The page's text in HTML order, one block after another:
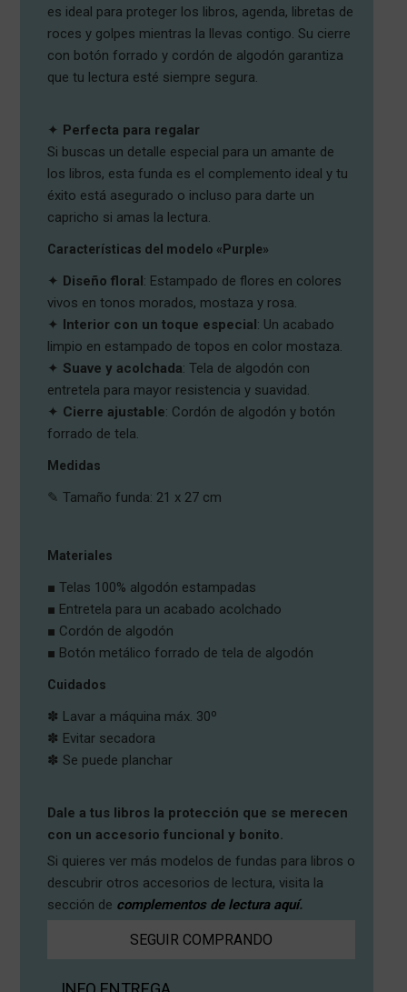
es ideal para proteger los libros, agenda, libretas de
roces y golpes mientras la llevas contigo. Su cierre
con botón forrado y cordón de algodón garantiza
que tu lectura esté siempre segura.
✦ Perfecta para regalar
Si buscas un detalle especial para un amante de
los libros, esta funda es el complemento ideal y tu
éxito está asegurado o incluso para darte un
capricho si amas la lectura.
Características del modelo «Purple»
✦ Diseño floral: Estampado de flores en colores
vivos en tonos morados, mostaza y rosa.
✦ Interior con un toque especial: Un acabado
limpio en estampado de topos en color mostaza.
✦ Suave y acolchada: Tela de algodón con
entretela para mayor resistencia y suavidad.
✦ Cierre ajustable: Cordón de algodón y botón
forrado de tela.
Medidas
✎ Tamaño funda: 21 x 27 cm
Materiales
■ Telas 100% algodón estampadas
■ Entretela para un acabado acolchado
■ Cordón de algodón
■ Botón metálico forrado de tela de algodón
Cuidados
✽ Lavar a máquina máx. 30º
✽ Evitar secadora
✽ Se puede planchar
Dale a tus libros la protección que se merecen
con un accesorio funcional y bonito.
Si quieres ver más modelos de fundas para libros o
descubrir otros accesorios de lectura, visita la
sección de complementos de lectura aquí.
SEGUIR COMPRANDO